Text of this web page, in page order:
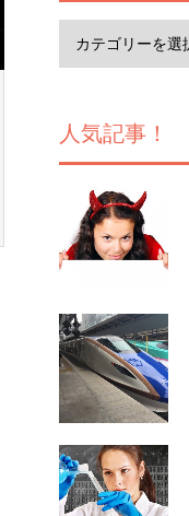
人気記事！